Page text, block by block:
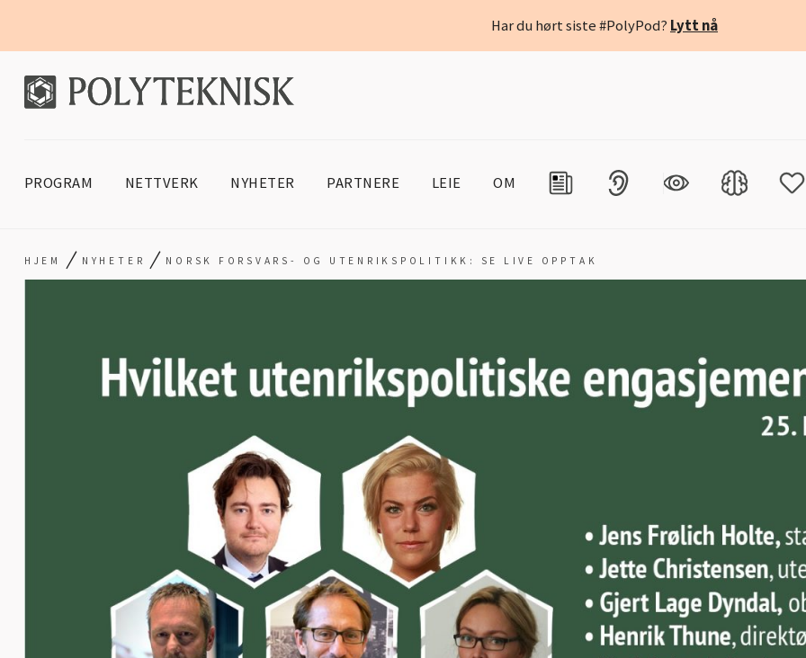
Har du hørt siste #PolyPod? Lytt nå
PROGRAM NETTVERK NYHETER PARTNERE LEIE OM
HJEM / NYHETER / NORSK FORSVARS- OG UTENRIKSPOLITIKK: SE LIVE OPPTAK